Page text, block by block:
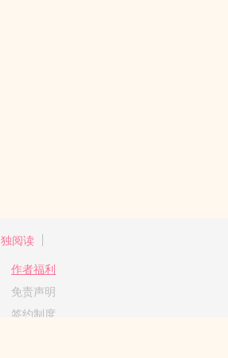
独阅读
作者福利
免责声明
签约制度